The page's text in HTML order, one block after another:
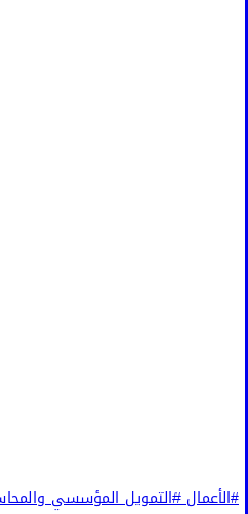
#الأعمال#التمويل المؤسسي